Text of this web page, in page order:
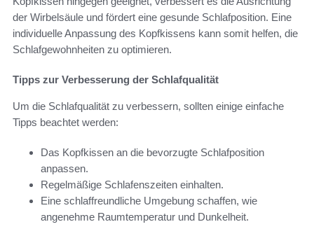
der Wirbelsäule und fördert eine gesunde Schlafposition. Eine
individuelle Anpassung des Kopfkissens kann somit helfen, die
Schlafgewohnheiten zu optimieren.
Tipps zur Verbesserung der Schlafqualität
Um die Schlafqualität zu verbessern, sollten einige einfache
Tipps beachtet werden:
Das Kopfkissen an die bevorzugte Schlafposition
anpassen.
Regelmäßige Schlafenszeiten einhalten.
Eine schlaffreundliche Umgebung schaffen, wie
angenehme Raumtemperatur und Dunkelheit.